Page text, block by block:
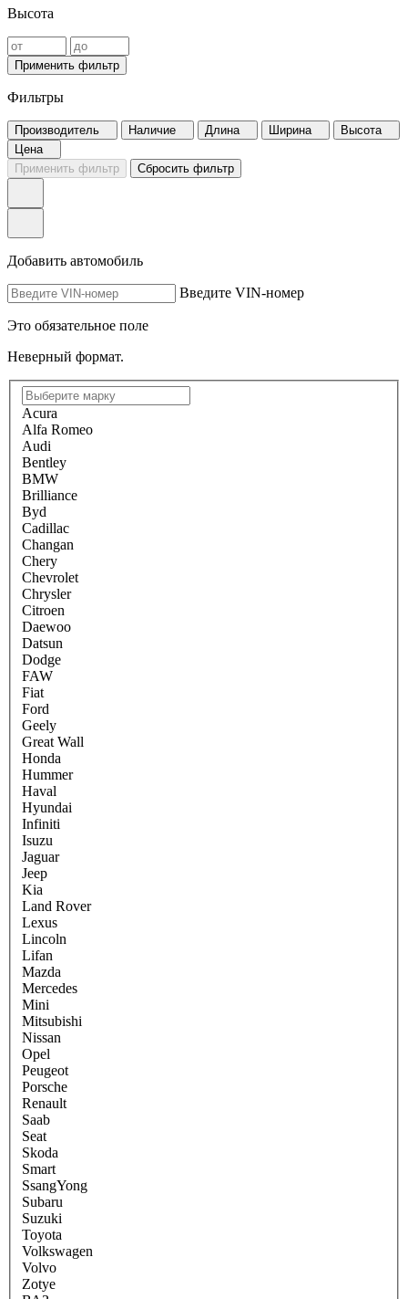
Высота
Применить фильтр
Фильтры
Производитель Наличие Длина Ширина
Высота
Цена
Применить фильтр
Сбросить фильтр
Добавить автомобиль
Введите VIN-номер
Это обязательное поле
Неверный формат.
Acura
Alfa Romeo
Audi
Bentley
BMW
Brilliance
Byd
Cadillac
Changan
Chery
Chevrolet
Chrysler
Citroen
Daewoo
Datsun
Dodge
FAW
Fiat
Ford
Geely
Great Wall
Honda
Hummer
Haval
Hyundai
Infiniti
Isuzu
Jaguar
Jeep
Kia
Land Rover
Lexus
Lincoln
Lifan
Mazda
Mercedes
Mini
Mitsubishi
Nissan
Opel
Peugeot
Porsche
Renault
Saab
Seat
Skoda
Smart
SsangYong
Subaru
Suzuki
Toyota
Volkswagen
Volvo
Zotye